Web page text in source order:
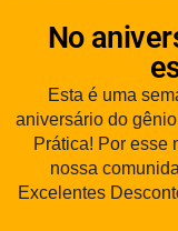
No
Esta é uma
aniversário do gênio
Prática! Por esse
nossa
Excelentes